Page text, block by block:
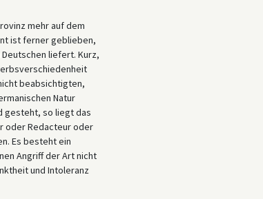
mehr auf dem
ist ferner geblieben,
liefert. Kurz,
beabsichtigten,
Natur
gesteht, so liegt das
oder Redacteur oder
Es besteht ein
Angriff der Art nicht
und Intoleranz